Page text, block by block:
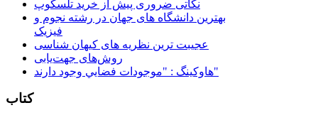
نکاتی ضروری پیش از خرید تلسکوپ
بهترین دانشگاه های جهان در رشته نجوم و
فیزیک
عجیبت ترین نظریه های کیهان شناسی
روش‌های جهت‌یابی
هاوكينگ : "موجودات فضايي وجود دارند"
کتاب